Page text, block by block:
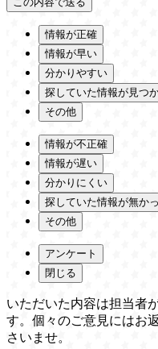
情報が正確
情報が早い
分かりやすい
探していた情報が見つ
その他
情報が不正確
情報が遅い
分かりにくい
探していた情報が無か
その他
アンケート
閉じる
いただいた内容は担当者
す。個々のご意見にはお
さいませ。